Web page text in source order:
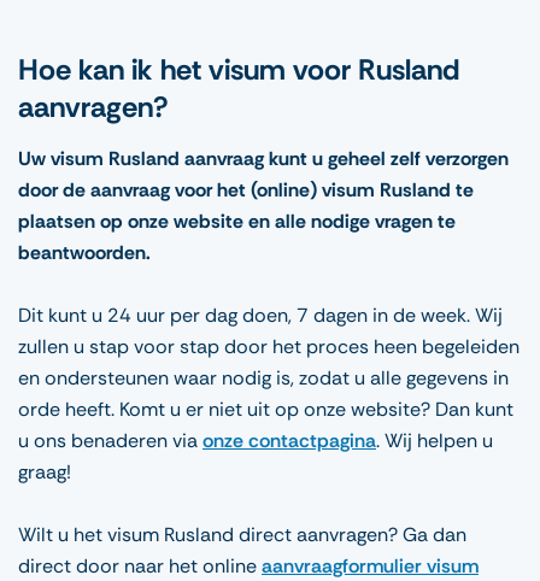
Hoe kan ik het visum voor Rusland
aanvragen?
Uw visum Rusland aanvraag kunt u geheel zelf verzorgen
door de aanvraag voor het (online) visum Rusland te
plaatsen op onze website en alle nodige vragen te
beantwoorden.
Dit kunt u 24 uur per dag doen, 7 dagen in de week. Wij
zullen u stap voor stap door het proces heen begeleiden
en ondersteunen waar nodig is, zodat u alle gegevens in
orde heeft. Komt u er niet uit op onze website? Dan kunt
u ons benaderen viaonze contactpagina. Wij helpen u
graag!
Wilt u het visum Rusland direct aanvragen? Ga dan
direct door naar het onlineaanvraagformulier visum